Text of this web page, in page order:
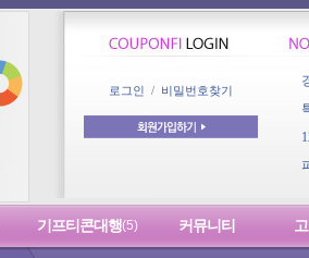
로그인 / 비밀번호찾기
기프티콘대행(5) 커뮤니티